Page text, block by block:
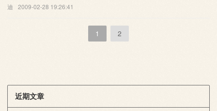
迪 2009-02-28 19:26:41
1 2
近期文章